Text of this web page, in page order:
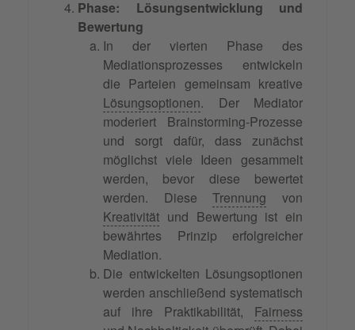
Phase: Lösungsentwicklung und
Bewertung
In der vierten Phase des
Mediationsprozesses entwickeln
die Parteien gemeinsam kreative
Lösungsoptionen. Der Mediator
moderiert Brainstorming-Prozesse
und sorgt dafür, dass zunächst
möglichst viele Ideen gesammelt
werden, bevor diese bewertet
werden. DieseTrennung von
Kreativität und Bewertung ist ein
bewährtes Prinzip erfolgreicher
Mediation.
Die entwickelten Lösungsoptionen
werden anschließend systematisch
auf ihre Praktikabilität, Fairness